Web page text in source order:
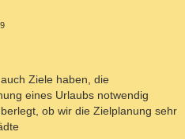
Ziele haben, die
eines Urlaubs notwendig
ob wir die Zielplanung sehr